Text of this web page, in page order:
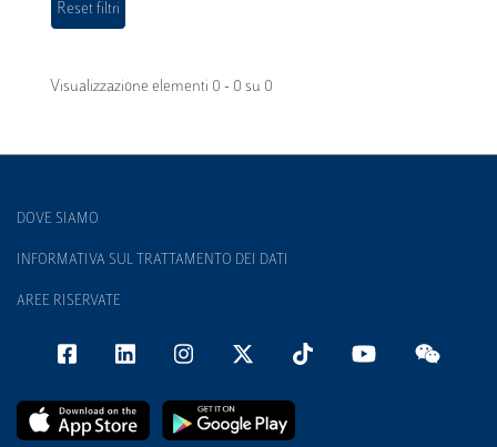
Visualizzazione elementi 0 - 0 su 0
DOVE SIAMO
INFORMATIVA SUL TRATTAMENTO DEI DATI
AREE RISERVATE